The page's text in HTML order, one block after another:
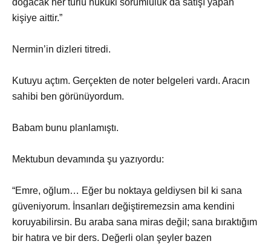
doğacak her türlü hukuki sorumluluk da satışı yapan
kişiye aittir.”
Nermin’in dizleri titredi.
Kutuyu açtım. Gerçekten de noter belgeleri vardı. Aracın
sahibi ben görünüyordum.
Babam bunu planlamıştı.
Mektubun devamında şu yazıyordu:
“Emre, oğlum… Eğer bu noktaya geldiysen bil ki sana
güveniyorum. İnsanları değiştiremezsin ama kendini
koruyabilirsin. Bu araba sana miras değil; sana bıraktığım
bir hatıra ve bir ders. Değerli olan şeyler bazen